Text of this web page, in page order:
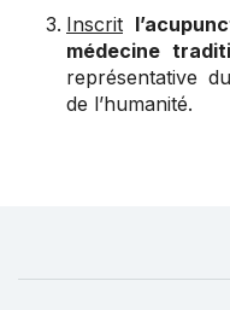
Inscrit
médecine
représentative
de l’humanité.